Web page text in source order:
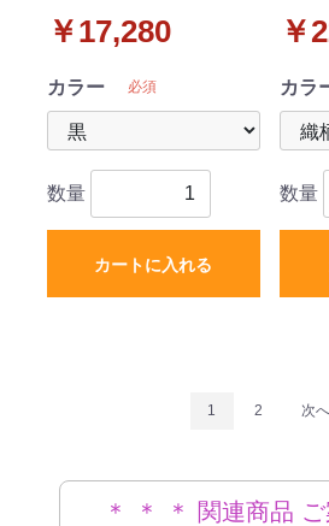
DXシリーズ
￥17,280
カラー 必須
数量
カートに入れる
織柄
￥
カラ
数量
1 2 次へ
＊ ＊ ＊ 関連商品